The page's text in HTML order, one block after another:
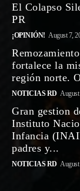
El Colapso
PR
¡OPINIÓN! August 7,
fortalece la
región norte.
NOTICIAS RD
Gran gestion
Instituto
Infancia
padres y...
NOTICIAS RD